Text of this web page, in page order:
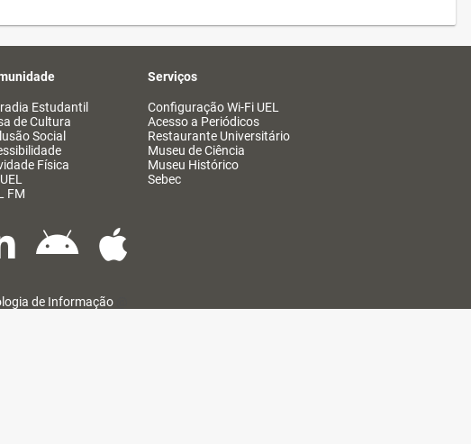
Estudantil
de Cultura
Social
Física
FM
Serviços
Configuração Wi-Fi UEL
Acesso a Periódicos
Restaurante Universitário
Museu de Ciência
Museu Histórico
Sebec
de Informação